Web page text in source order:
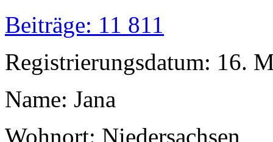
Beiträge: 11 811
Registrierungsdatum: 16.
Name: Jana
Wohnort: Niedersachsen